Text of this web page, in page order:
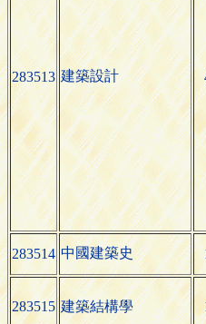
283513 建築設計
283514 中國建築史
283515 建築結構學